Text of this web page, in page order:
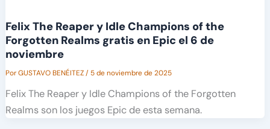
Felix The Reaper y Idle Champions of the
Forgotten Realms gratis en Epic el 6 de
noviembre
PorGUSTAVO BENÉITEZ/ 5 de noviembre de 2025
Felix The Reaper y Idle Champions of the Forgotten
Realms son los juegos Epic de esta semana.